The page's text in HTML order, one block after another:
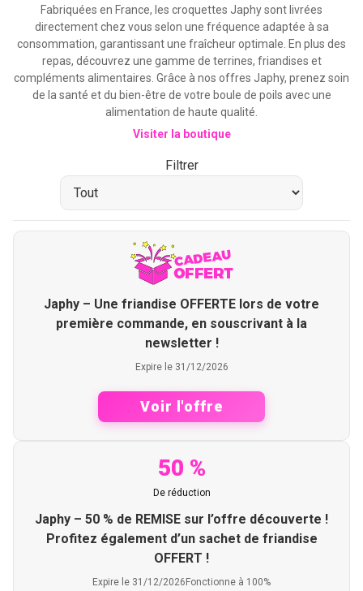
Fabriquées en France, les croquettes Japhy sont livrées
directement chez vous selon une fréquence adaptée à sa
consommation, garantissant une fraîcheur optimale. En plus des
repas, découvrez une gamme de terrines, friandises et
compléments alimentaires. Grâce à nos offres Japhy, prenez soin
de la santé et du bien-être de votre boule de poils avec une
alimentation de haute qualité.
Visiter la boutique
Filtrer
Japhy – Une friandise OFFERTE lors de votre
première commande, en souscrivant à la
newsletter !
Expire le 31/12/2026
Voir l'offre
50 %
De réduction
Japhy – 50 % de REMISE sur l’offre découverte !
Profitez également d’un sachet de friandise
OFFERT !
Expire le 31/12/2026 Fonctionne à 100%